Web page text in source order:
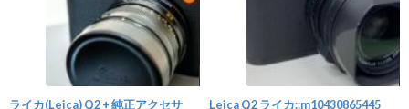
ライカ(Leica) Q2 + 純正アクセサ
Leica Q2 ライカ::m10430865445